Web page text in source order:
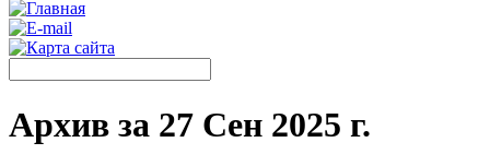
Архив за 27 Сен 2025 г.